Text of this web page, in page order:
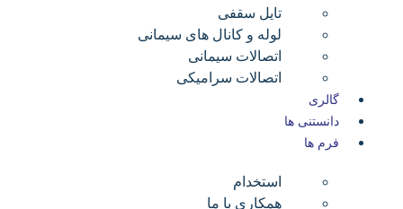
تایل سقفی
لوله و کانال های سیمانی
اتصالات سیمانی
اتصالات سرامیکی
گالری
دانستنی ها
فرم ها
استخدام
همکاری با ما